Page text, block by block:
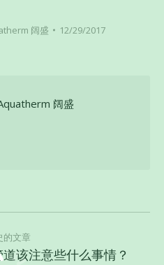
阔盛 12/29/2017
阔盛
的文章
历该注意些什么事情？